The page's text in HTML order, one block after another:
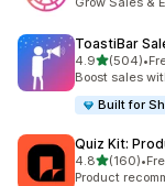
ToastiBar
4.9เต็ม 5 ดาว
(504)
ทั้งหมด 504 รีวิว
•
Boost sales
Built for
Quiz Kit:
4.8เต็ม 5 ดาว
(160)
ทั้งหมด 160 รีวิว
•
Product